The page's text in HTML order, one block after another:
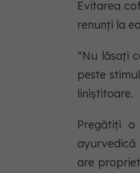
Evitarea
renunți la
“Nu lăsați
peste
liniștitoare.
Pregătiți
ayurvedică
are